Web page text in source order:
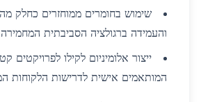
שימוש בחומרים ממוחזרים כחלק
והעמידה ברגולציה הסביבתית
ייצור אלומיניום לקילו לפרויקטים
המותאמים אישית לדרישות הלקוחות